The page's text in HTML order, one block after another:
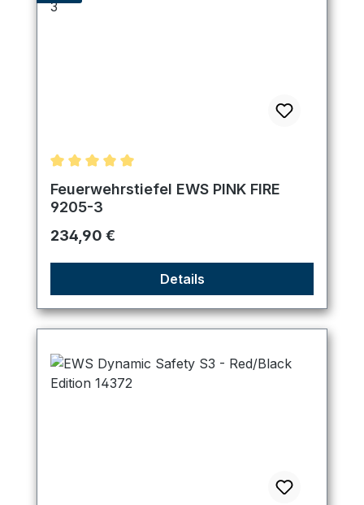
Durchschnittliche Bewertung von 5 von 5 Sternen
Feuerwehrstiefel EWS PINK FIRE
9205-3
Regulärer Preis:
234,90 €
Details